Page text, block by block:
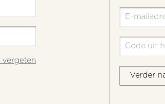
Verder